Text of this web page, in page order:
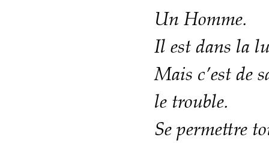
Un Homme.
Il est dans la
Mais c’est de
le trouble.
Se permettre